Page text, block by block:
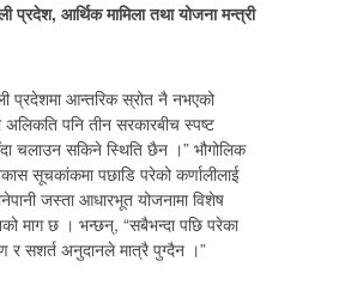
प्रदेश, आर्थिक मामिला तथा योजना मन्त्री
प्रदेशमा आन्तरिक स्रोत नै नभएको
पनि तीन सरकारबीच स्पष्ट
चलाउन सकिने स्थिति छैन ।” भौगोलिक
सूचकांकमा पछाडि परेको कर्णालीलाई
जस्ता आधारभूत योजनामा विशेष
माग छ । भन्छन्, “सबैभन्दा पछि परेका
र सशर्त अनुदानले मात्रै पुग्दैन ।”